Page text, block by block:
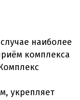
наиболее
комплекса
укрепляет